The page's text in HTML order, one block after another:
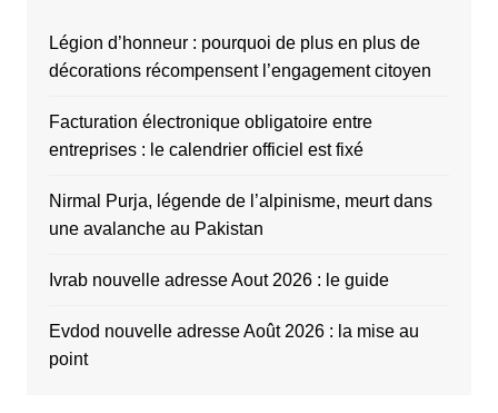
Légion d’honneur : pourquoi de plus en plus de
décorations récompensent l’engagement citoyen
Facturation électronique obligatoire entre
entreprises : le calendrier officiel est fixé
Nirmal Purja, légende de l’alpinisme, meurt dans
une avalanche au Pakistan
Ivrab nouvelle adresse Aout 2026 : le guide
Evdod nouvelle adresse Août 2026 : la mise au
point